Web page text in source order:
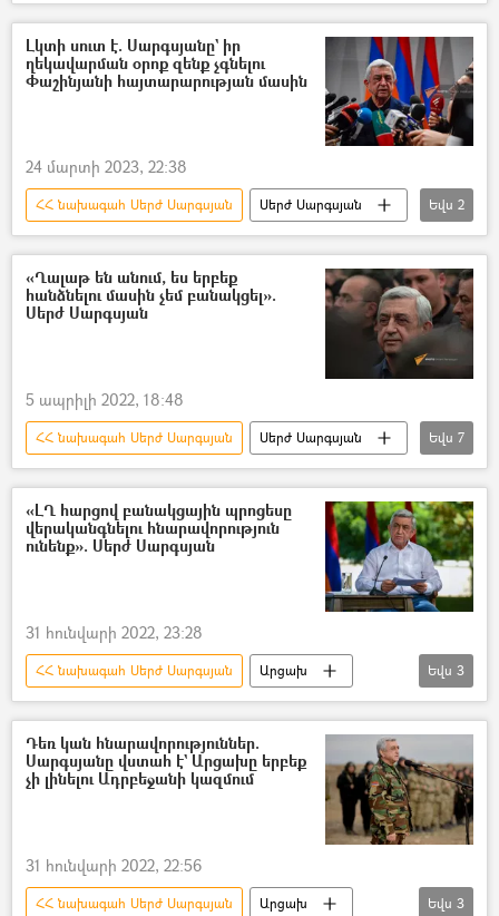
Արցախ
Լկտի սուտ է. Սարգսյանը` իր
ղեկավարման օրոք զենք չգնելու
Փաշինյանի հայտարարության մասին
24 մարտի 2023, 22:38
ՀՀ նախագահ Սերժ Սարգսյան
Սերժ Սարգսյան
Նիկոլ Փաշինյան
սպառազինություն
Եվս 2
«Ղալաթ են անում, ես երբեք
հանձնելու մասին չեմ բանակցել».
Սերժ Սարգսյան
5 ապրիլի 2022, 18:48
ՀՀ նախագահ Սերժ Սարգսյան
Սերժ Սարգսյան
Ազատության հրապարակ
Բողոքի ակցիա
Արցախ
Նիկոլ Փաշինյան
Իլհամ Ալիև
Բրյուսել
Եվս 7
«ԼՂ հարցով բանակցային պրոցեսը
վերականգնելու հնարավորություն
ունենք». Սերժ Սարգսյան
31 հունվարի 2022, 23:28
ՀՀ նախագահ Սերժ Սարգսյան
Արցախ
Սերժ Սարգսյան
Ադրբեջան
բանակցություններ
Եվս 3
Դեռ կան հնարավորություններ.
Սարգսյանը վստահ է` Արցախը երբեք
չի լինելու Ադրբեջանի կազմում
31 հունվարի 2022, 22:56
ՀՀ նախագահ Սերժ Սարգսյան
Արցախ
Եվս 3